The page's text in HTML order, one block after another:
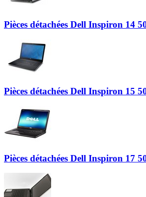
Pièces détachées Dell Inspiron 14
Pièces détachées Dell Inspiron 15
Pièces détachées Dell Inspiron 17